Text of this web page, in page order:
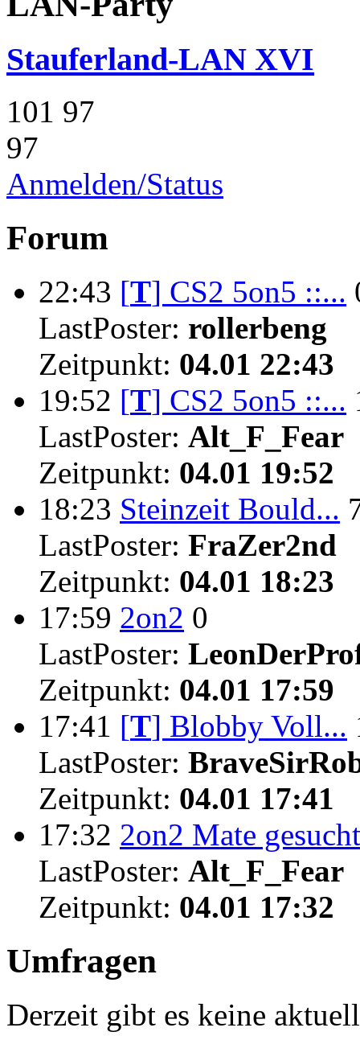
Stauferland-LAN XVI
101 97
97
Anmelden/Status
Forum
22:43 [T] CS2 5on5 ::...
LastPoster: rollerbeng
Zeitpunkt: 04.01 22:43
19:52 [T] CS2 5on5 ::...
LastPoster: Alt_F_Fear
Zeitpunkt: 04.01 19:52
18:23 Steinzeit Bould...
LastPoster: FraZer2nd
Zeitpunkt: 04.01 18:23
17:59 2on2 0
LastPoster:
Zeitpunkt: 04.01 17:59
17:41 [T] Blobby Voll...
LastPoster:
Zeitpunkt: 04.01 17:41
17:32 2on2 Mate gesucht
LastPoster: Alt_F_Fear
Zeitpunkt: 04.01 17:32
Umfragen
Derzeit gibt es keine